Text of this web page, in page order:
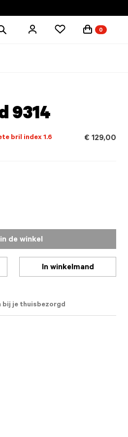
Zoek
0
9314
bril index 1.6 € 129,00
de winkel
In winkelmand
bij je thuisbezorgd